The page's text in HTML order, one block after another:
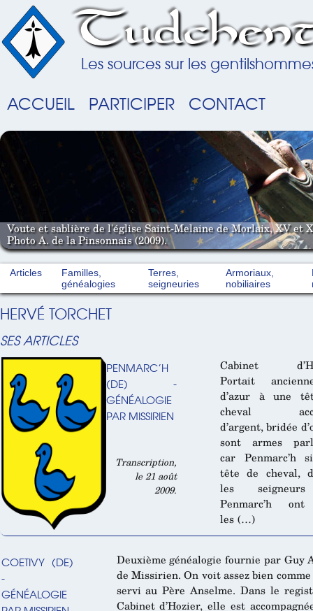
Les sources sur les
ACCUEIL PARTICIPER CONTACT
Voute et sablière de l'église Saint-Melaine de Morlaix, XV et
Photo A. de la Pinsonnais (2009).
Articles
Familles,
généalogies
Terres,
seigneuries
Armoriaux,
nobiliaires
HERVÉ TORCHET
SES ARTICLES
PENMARC’H
(DE) -
GÉNÉALOGIE
PAR MISSIRIEN
Transcription,
le 21 août
2009.
Cabinet
Portait
d’azur à une
cheval
d’argent, bridée
sont armes
car Penmarc’h
tête de cheval,
les
Penmarc’h
les (…)
COETIVY (DE)
-
GÉNÉALOGIE
Deuxième généalogie fournie par Guy
de Missirien. On voit assez bien
servi au Père Anselme. Dans le
Cabinet d’Hozier, elle est